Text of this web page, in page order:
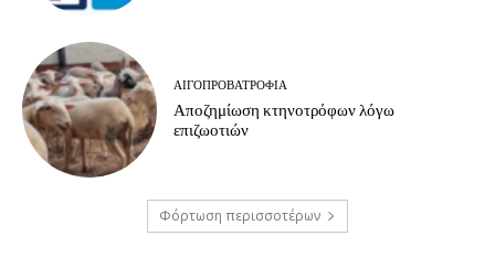
ΑΙΓΟΠΡΟΒΑΤΡΟΦΊΑ
Αποζημίωση κτηνοτρόφων λόγω
επιζωοτιών
Φόρτωση περισσοτέρων